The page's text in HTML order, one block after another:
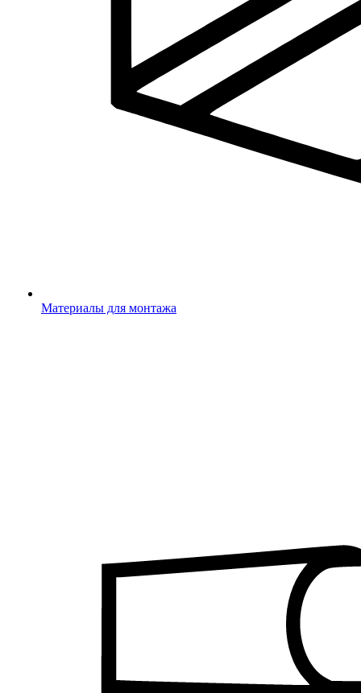
Материалы для монтажа